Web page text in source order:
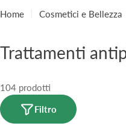
Home Cosmetici e Bellezza
C
l
l
Trattamenti
104 prodotti
Filtro